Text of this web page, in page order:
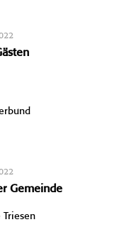
Gemeinde
Triesen